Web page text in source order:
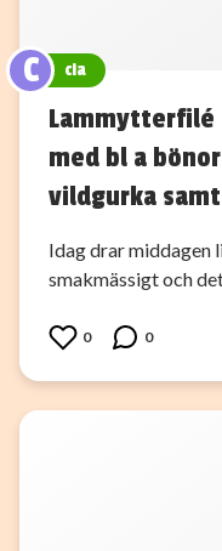
C cia
Lammytterfilé
med bl a
vildgurka
Idag drar middagen
smakmässigt och
0 0